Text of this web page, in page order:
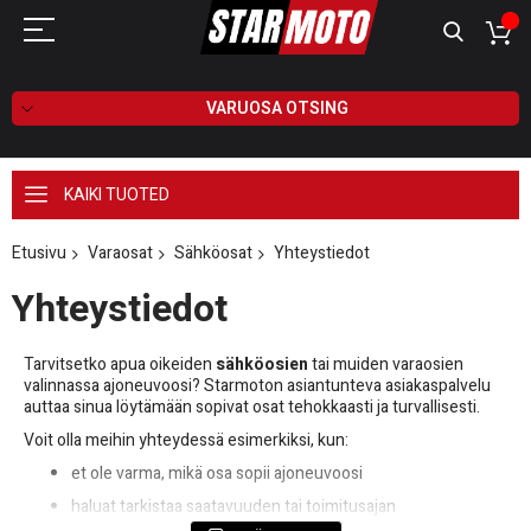
VARUOSA OTSING
KAIKI TUOTED
Etusivu Varaosat Sähköosat Yhteystiedot
Yhteystiedot
Tarvitsetko apua oikeiden sähköosientai muiden varaosien
valinnassa ajoneuvoosi? Starmoton asiantunteva asiakaspalvelu
auttaa sinua löytämään sopivat osat tehokkaasti ja turvallisesti.
Voit olla meihin yhteydessä esimerkiksi, kun:
et ole varma, mikä osa sopii ajoneuvoosi
haluat tarkistaa saatavuuden tai toimitusajan